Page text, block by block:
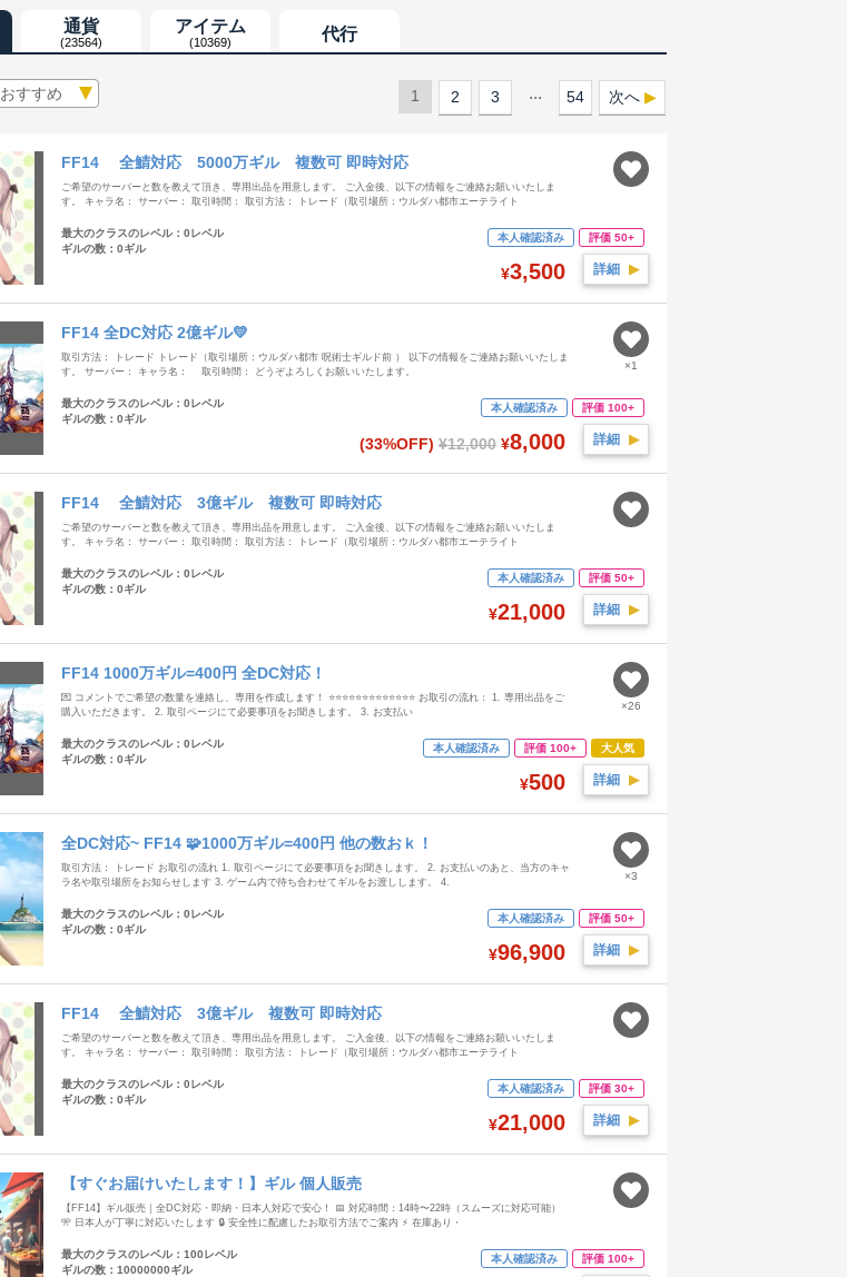
通貨
(23564)
アイテム
(10369) 代行
おすすめ 1 2 3 ... 54 次へ
FF14 全鯖対応 5000万ギル 複数可 即時対応
ご希望のサーバーと数を教えて頂き、専用出品を用意します。 ご入金後、以下の情報をご連絡お願いいたしま
す。 キャラ名： サーバー： 取引時間： 取引方法： トレード（取引場所：ウルダハ都市エーテライト
最大のクラスのレベル：0レベル
ギルの数：0ギル
本人確認済み 評価 50+
¥3,500 詳細 ▶︎
FF14 全DC対応 2億ギル💛
取引方法： トレード トレード（取引場所：ウルダハ都市 呪術士ギルド前 ） 以下の情報をご連絡お願いいたしま
す。 サーバー： キャラ名： 取引時間： どうぞよろしくお願いいたします。
最大のクラスのレベル：0レベル
ギルの数：0ギル
本人確認済み 評価 100+
(33%OFF) ¥12,000 ¥8,000 詳細 ▶︎
×1
FF14 全鯖対応 3億ギル 複数可 即時対応
ご希望のサーバーと数を教えて頂き、専用出品を用意します。 ご入金後、以下の情報をご連絡お願いいたしま
す。 キャラ名： サーバー： 取引時間： 取引方法： トレード（取引場所：ウルダハ都市エーテライト
最大のクラスのレベル：0レベル
ギルの数：0ギル
本人確認済み 評価 50+
¥21,000 詳細 ▶︎
FF14 1000万ギル=400円 全DC対応！
💌 コメントでご希望の数量を連絡し、専用を作成します！ ⭐⭐⭐⭐⭐⭐⭐⭐⭐⭐⭐⭐⭐ お取引の流れ： 1. 専用出品をご
購入いただきます。 2. 取引ページにて必要事項をお聞きします。 3. お支払い
最大のクラスのレベル：0レベル
ギルの数：0ギル
本人確認済み 評価 100+ 大人気
¥500 詳細 ▶︎
×26
全DC対応~ FF14 🧩1000万ギル=400円 他の数おｋ！
取引方法： トレード お取引の流れ 1. 取引ページにて必要事項をお聞きします。 2. お支払いのあと、当方のキャ
ラ名や取引場所をお知らせします 3. ゲーム内で待ち合わせてギルをお渡しします。 4.
最大のクラスのレベル：0レベル
ギルの数：0ギル
本人確認済み 評価 50+
¥96,900 詳細 ▶︎
×3
FF14 全鯖対応 3億ギル 複数可 即時対応
ご希望のサーバーと数を教えて頂き、専用出品を用意します。 ご入金後、以下の情報をご連絡お願いいたしま
す。 キャラ名： サーバー： 取引時間： 取引方法： トレード（取引場所：ウルダハ都市エーテライト
最大のクラスのレベル：0レベル
ギルの数：0ギル
本人確認済み 評価 30+
¥21,000 詳細 ▶︎
【すぐお届けいたします！】ギル 個人販売
【FF14】ギル販売｜全DC対応・即納・日本人対応で安心！ 📅 対応時間：14時〜22時（スムーズに対応可能）
🎌 日本人が丁寧に対応いたします 🔒 安全性に配慮したお取引方法でご案内 ⚡ 在庫あり・
最大のクラスのレベル：100レベル
ギルの数：10000000ギル
本人確認済み 評価 100+